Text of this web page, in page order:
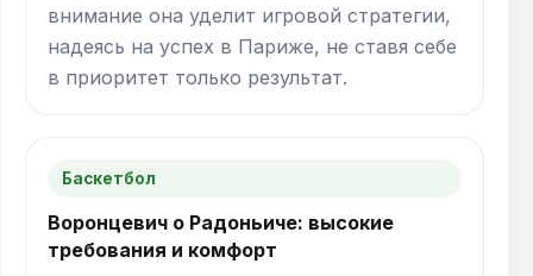
внимание она уделит игровой стратегии,
надеясь на успех в Париже, не ставя себе
в приоритет только результат.
Баскетбол
Воронцевич о Радоньиче: высокие
требования и комфорт